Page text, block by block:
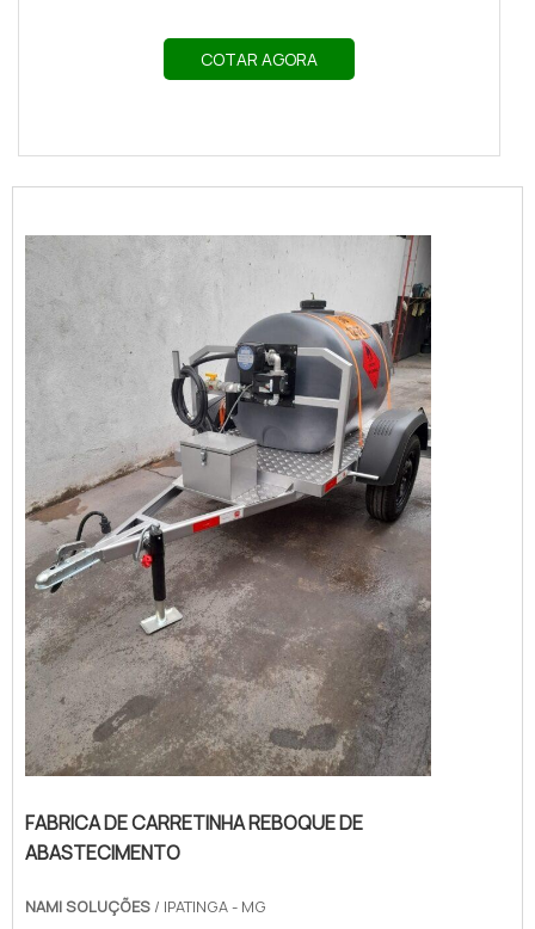
COTAR AGORA
FABRICA DE CARRETINHA REBOQUE DE
ABASTECIMENTO
NAMI SOLUÇÕES / IPATINGA - MG